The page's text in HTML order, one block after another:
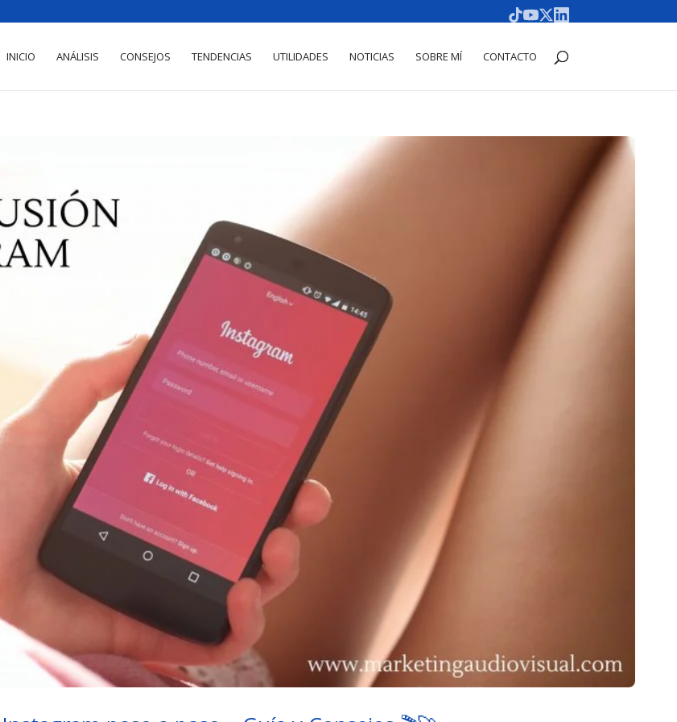
INICIO ANÁLISIS CONSEJOS TENDENCIAS UTILIDADES NOTICIAS SOBRE MÍ CONTACTO